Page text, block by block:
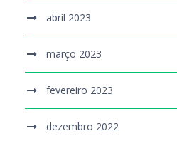
abril 2023
março 2023
fevereiro 2023
dezembro 2022